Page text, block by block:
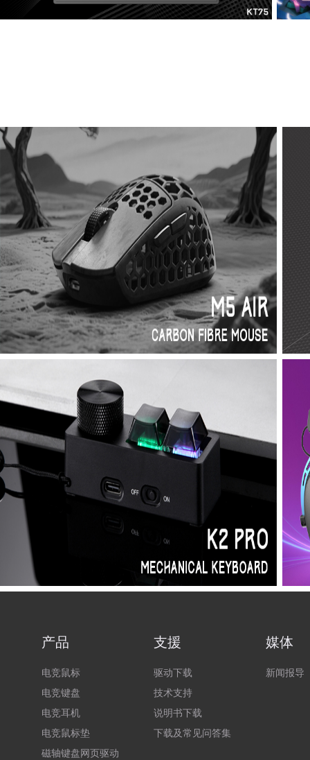
产品
电竞鼠标
电竞键盘
电竞耳机
电竞鼠标垫
磁轴键盘网页驱动
支援
驱动下载
技术支持
说明书下载
下载及常见问答集
媒体
新闻报导